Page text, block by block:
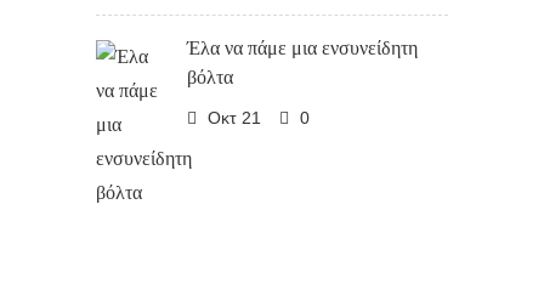
Έλα να πάμε μια ενσυνείδητη
βόλτα
Οκτ 21 0